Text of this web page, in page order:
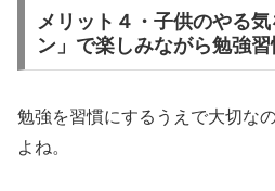
メリット４・子供のやる
ン」で楽しみながら勉強
勉強を習慣にするうえで大切な
よね。